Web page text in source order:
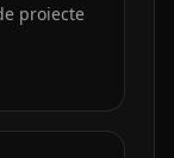
proiecte